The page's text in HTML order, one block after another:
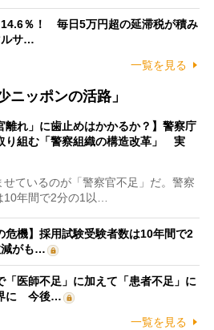
14.6％！ 毎日5万円超の延滞税が積み
ルサ…
一覧を見る
ニッポンの活路」
離れ」に歯止めはかかるか？】警察庁
り組む「警察組織の構造改革」 実
ているのが「警察官不足」だ。警察
10年間で2分の1以…
危機】採用試験受験者数は10年間で2
がも…
「医師不足」に加えて「患者不足」に
に 今後…
一覧を見る